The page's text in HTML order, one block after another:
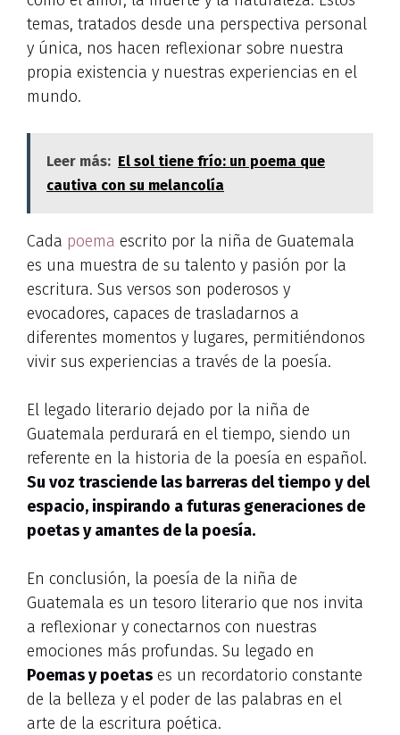
temas, tratados desde una perspectiva personal
y única, nos hacen reflexionar sobre nuestra
propia existencia y nuestras experiencias en el
mundo.
Leer más: El sol tiene frío: un poema que
cautiva con su melancolía
Cada poema escrito por la niña de Guatemala
es una muestra de su talento y pasión por la
escritura. Sus versos son poderosos y
evocadores, capaces de trasladarnos a
diferentes momentos y lugares, permitiéndonos
vivir sus experiencias a través de la poesía.
El legado literario dejado por la niña de
Guatemala perdurará en el tiempo, siendo un
referente en la historia de la poesía en español.
Su voz trasciende las barreras del tiempo y del
espacio, inspirando a futuras generaciones de
poetas y amantes de la poesía.
En conclusión, la poesía de la niña de
Guatemala es un tesoro literario que nos invita
a reflexionar y conectarnos con nuestras
emociones más profundas. Su legado en
Poemas y poetas es un recordatorio constante
de la belleza y el poder de las palabras en el
arte de la escritura poética.